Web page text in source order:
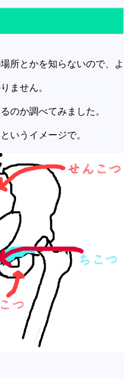
所とかを知らないので、よ
ません。
のか調べてみました。
いうイメージで。